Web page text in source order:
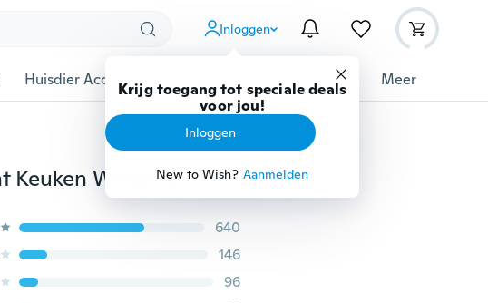
Inloggen
Krijg toegang tot speciale deals
voor jou!
Inloggen
New to Wish? Aanmelden
Huisdier Accessoires Gereedschap Meer
Mode Ober Overalls Schort Dames Restaurant Keuken Winkel Custom Polyester Ambachten Huishouden
640
146
96